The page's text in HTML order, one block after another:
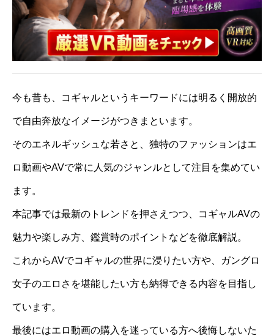
今も昔も、コギャルというキーワードには明るく開放的
で自由奔放なイメージがつきまといます。
そのエネルギッシュな若さと、独特のファッションはエ
ロ動画やAVで常に人気のジャンルとして注目を集めてい
ます。
本記事では最新のトレンドを押さえつつ、コギャルAVの
魅力や楽しみ方、鑑賞時のポイントなどを徹底解説。
これからAVでコギャルの世界に浸りたい方や、ガングロ
女子のエロさを堪能したい方も納得できる内容を目指し
ています。
最後にはエロ動画の購入を迷っている方へ後悔しないた